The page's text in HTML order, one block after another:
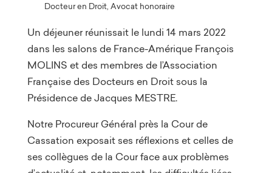
Docteur en Droit, Avocat honoraire
Un déjeuner réunissait le lundi 14 mars 2022
dans les salons de France-Amérique François
MOLINS et des membres de l’Association
Française des Docteurs en Droit sous la
Présidence de Jacques MESTRE.
Notre Procureur Général près la Cour de
Cassation exposait ses réflexions et celles de
ses collègues de la Cour face aux problèmes